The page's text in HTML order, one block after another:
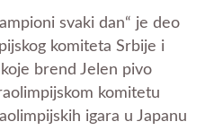
svaki dan“ je deo
komiteta Srbije i
brend Jelen pivo
komitetu
igara u Japanu